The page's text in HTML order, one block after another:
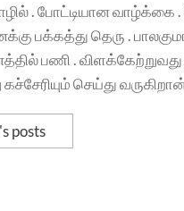
. போட்டியான வாழ்க்கை .
பக்கத்து தெரு .
பணி .
செய்து வருகிறான்
posts